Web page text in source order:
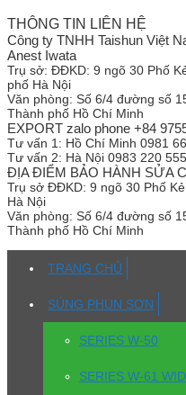
THÔNG TIN LIÊN HỆ
Công ty TNHH Taishun Việt
Anest Iwata
Trụ sở: ĐĐKD: 9 ngõ 30 Phố
phố Hà Nội
Văn phòng: Số 6/4 đường số
Thành phố Hồ Chí Minh
EXPORT zalo phone +84
Tư vấn 1: Hồ Chí Minh 0981
Tư vấn 2: Hà Nội 0983 220
ĐỊA ĐIỂM BẢO HÀNH SỬA
Trụ sở ĐĐKD: 9 ngõ 30 Phố
Hà Nội
Văn phòng: Số 6/4 đường số
Thành phố Hồ Chí Minh
TRANG CHỦ
SÚNG PHUN SƠN
SERIES W-50
SERIES W-61